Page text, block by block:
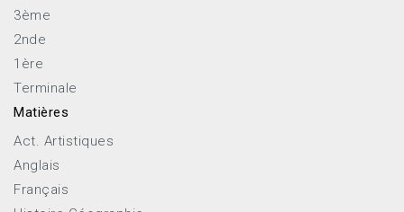
3ème
2nde
1ère
Terminale
Matières
Act. Artistiques
Anglais
Français